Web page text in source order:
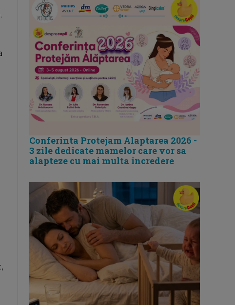
Conferinta Protejam Alaptarea 2026 -
3 zile dedicate mamelor care vor sa
alapteze cu mai multa incredere